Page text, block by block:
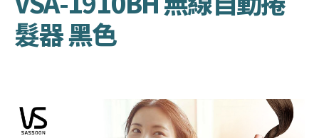
髮器 黑色